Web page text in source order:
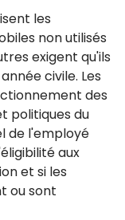
les
non utilisés
exigent qu'ils
civile. Les
des
politiques du
de l'employé
aux
et si les
ou sont